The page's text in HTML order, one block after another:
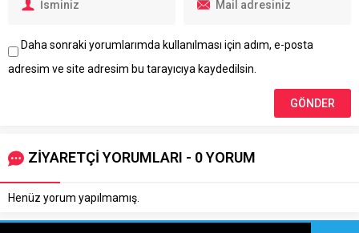
Daha sonraki yorumlarımda kullanılması için adım, e-posta
adresim ve site adresim bu tarayıcıya kaydedilsin.
ZİYARETÇİ YORUMLARI - 0 YORUM
Henüz yorum yapılmamış.